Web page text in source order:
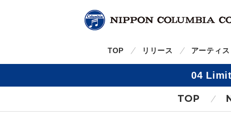
TOP リリース アーティス
04
TOP